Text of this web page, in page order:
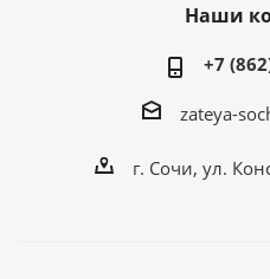
Наши
+7
zateya-
г. Сочи, ул.